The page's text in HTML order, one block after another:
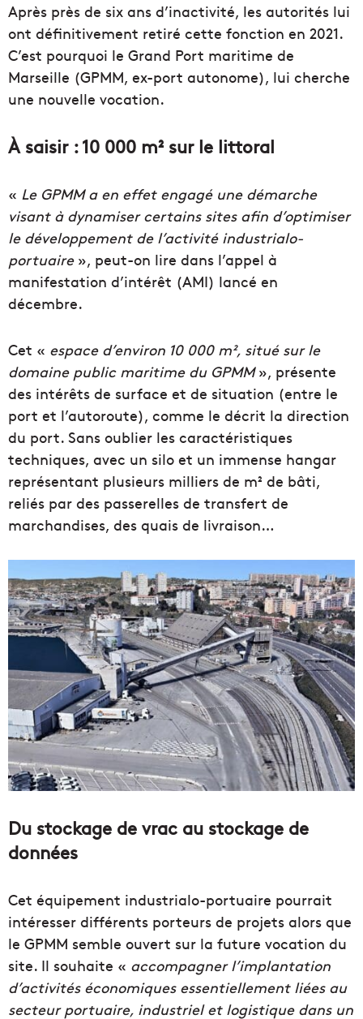
Après près de six ans d’inactivité, les autorités lui
ont définitivement retiré cette fonction en 2021.
C’est pourquoi le Grand Port maritime de
Marseille (GPMM, ex-port autonome), lui cherche
une nouvelle vocation.
À saisir : 10 000 m² sur le littoral
« Le GPMM a en effet engagé une démarche
visant à dynamiser certains sites afin d’optimiser
le développement de l’activité industrialo-
portuaire», peut-on lire dans l’appel à
manifestation d’intérêt (AMI) lancé en
décembre.
Cet « espace d’environ 10 000 m², situé sur le
domaine public maritime du GPMM», présente
des intérêts de surface et de situation (entre le
port et l’autoroute), comme le décrit la direction
du port. Sans oublier les caractéristiques
techniques, avec un silo et un immense hangar
représentant plusieurs milliers de m² de bâti,
reliés par des passerelles de transfert de
marchandises, des quais de livraison…
Du stockage de vrac au stockage de
données
Cet équipement industrialo-portuaire pourrait
intéresser différents porteurs de projets alors que
le GPMM semble ouvert sur la future vocation du
site. Il souhaite « accompagner l’implantation
d’activités économiques essentiellement liées au
secteur portuaire, industriel et logistique dans un